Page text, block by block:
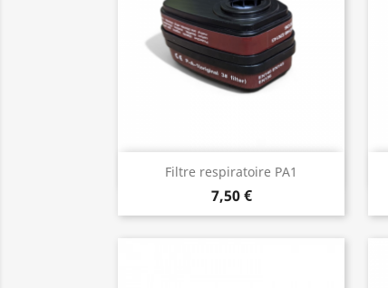
Filtre respiratoire PA1
7,50 €
Aperçu rapide